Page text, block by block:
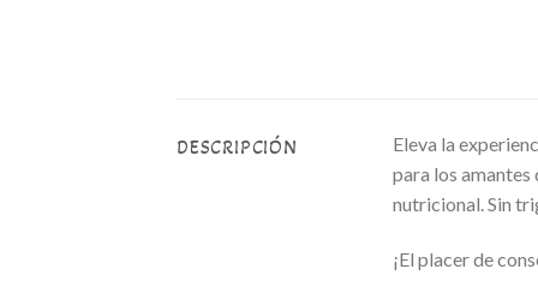
DESCRIPCIÓN
Eleva la
para los amantes
nutricional. Sin
¡El placer de